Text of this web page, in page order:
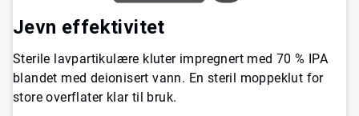
Jevn effektivitet
Sterile lavpartikulære kluter impregnert med 70 % IPA
blandet med deionisert vann. En steril moppeklut for
store overflater klar til bruk.